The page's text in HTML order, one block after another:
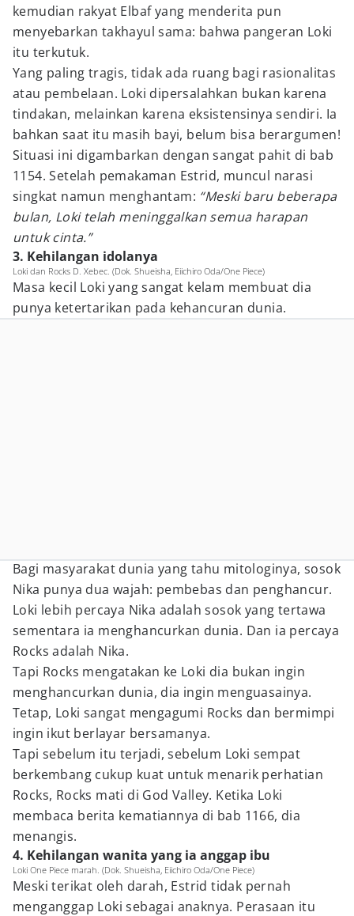
kemudian rakyat Elbaf yang menderita pun
menyebarkan takhayul sama: bahwa pangeran Loki
itu terkutuk.
Yang paling tragis, tidak ada ruang bagi rasionalitas
atau pembelaan. Loki dipersalahkan bukan karena
tindakan, melainkan karena eksistensinya sendiri. Ia
bahkan saat itu masih bayi, belum bisa berargumen!
Situasi ini digambarkan dengan sangat pahit di bab
1154. Setelah pemakaman Estrid, muncul narasi
singkat namun menghantam: “Meski baru beberapa
bulan, Loki telah meninggalkan semua harapan
untuk cinta.”
3. Kehilangan idolanya
Loki dan Rocks D. Xebec. (Dok. Shueisha, Eiichiro Oda/One Piece)
Masa kecil Loki yang sangat kelam membuat dia
punya ketertarikan pada kehancuran dunia.
Bagi masyarakat dunia yang tahu mitologinya, sosok
Nika punya dua wajah: pembebas dan penghancur.
Loki lebih percaya Nika adalah sosok yang tertawa
sementara ia menghancurkan dunia. Dan ia percaya
Rocks adalah Nika.
Tapi Rocks mengatakan ke Loki dia bukan ingin
menghancurkan dunia, dia ingin menguasainya.
Tetap, Loki sangat mengagumi Rocks dan bermimpi
ingin ikut berlayar bersamanya.
Tapi sebelum itu terjadi, sebelum Loki sempat
berkembang cukup kuat untuk menarik perhatian
Rocks, Rocks mati di God Valley. Ketika Loki
membaca berita kematiannya di bab 1166, dia
menangis.
4. Kehilangan wanita yang ia anggap ibu
Loki One Piece marah. (Dok. Shueisha, Eiichiro Oda/One Piece)
Meski terikat oleh darah, Estrid tidak pernah
menganggap Loki sebagai anaknya. Perasaan itu